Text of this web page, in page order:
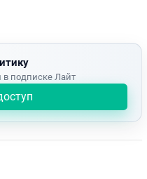
подписке Лайт